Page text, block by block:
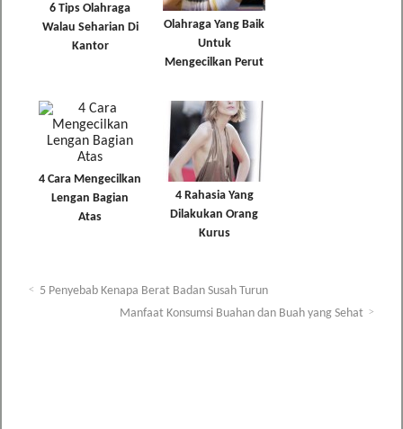
6 Tips Olahraga
Walau Seharian Di
Kantor
Olahraga Yang Baik
Untuk
Mengecilkan Perut
4 Cara Mengecilkan
Lengan Bagian
Atas
4 Rahasia Yang
Dilakukan Orang
Kurus
5 Penyebab Kenapa Berat Badan Susah Turun
Manfaat Konsumsi Buahan dan Buah yang Sehat